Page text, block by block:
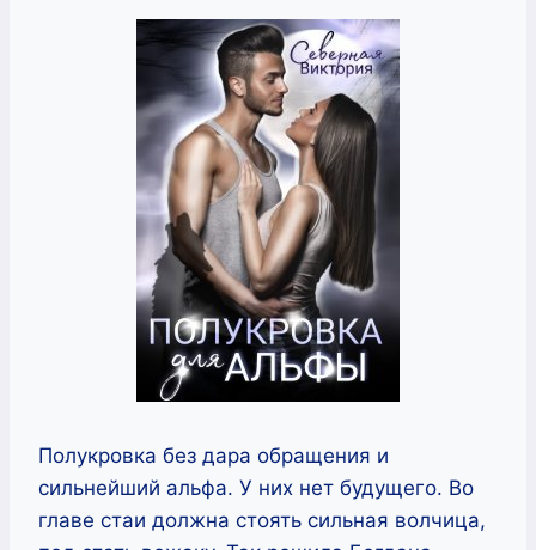
Полукровка без дара обращения и
сильнейший альфа. У них нет будущего. Во
главе стаи должна стоять сильная волчица,